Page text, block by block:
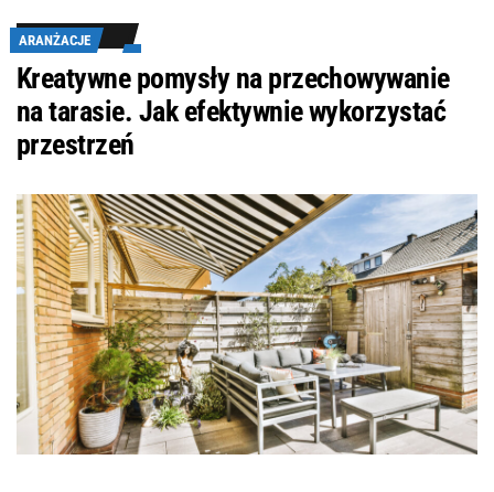
ARANŻACJE
Kreatywne pomysły na przechowywanie
na tarasie. Jak efektywnie wykorzystać
przestrzeń